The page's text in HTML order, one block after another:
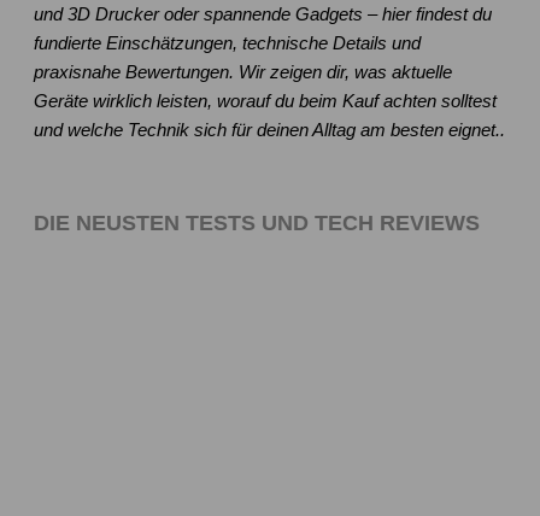
und 3D Drucker oder spannende Gadgets – hier findest du
fundierte Einschätzungen, technische Details und
praxisnahe Bewertungen. Wir zeigen dir, was aktuelle
Geräte wirklich leisten, worauf du beim Kauf achten solltest
und welche Technik sich für deinen Alltag am besten eignet..
DIE NEUSTEN TESTS UND TECH REVIEWS